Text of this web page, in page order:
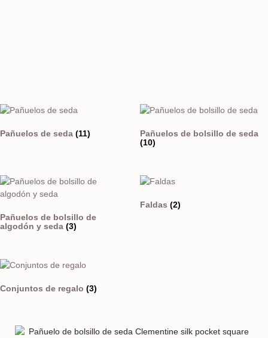
Pañuelos de seda (11)
Pañuelos de bolsillo de seda
(10)
Pañuelos de bolsillo de
algodón y seda (3)
Faldas (2)
Conjuntos de regalo (3)